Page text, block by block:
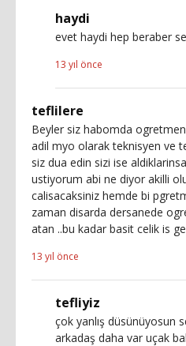
haydi
evet haydi hep beraber
13 yıl önce
teflilere
Beyler siz habomda
adil myo olarak teknisyen ve
siz dua edin sizi ise
ustiyorum abi ne diyor akilli
calisacaksiniz hemde bi
zaman disarda dersanede
atan ..bu kadar basit celik is
13 yıl önce
tefliyiz
çok yanlış düsünüyosun
arkadaş daha var uçak